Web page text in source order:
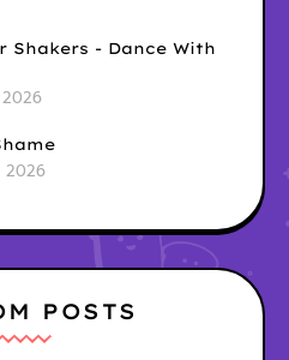
Shakers - Dance With
2026
POSTS